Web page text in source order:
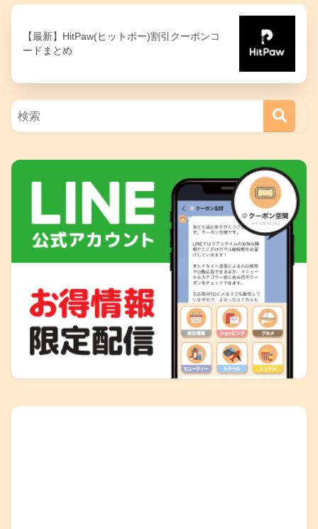
【最新】HitPaw(ヒットポー)割引クーポンコ
ードまとめ